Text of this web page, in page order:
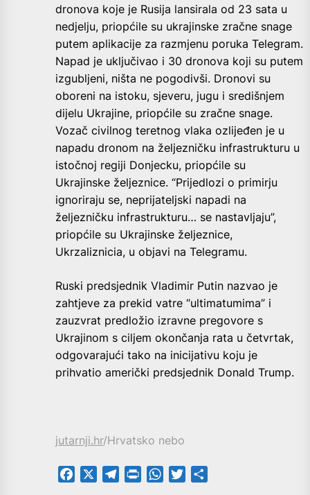
dronova koje je Rusija lansirala od 23 sata u
nedjelju, priopćile su ukrajinske zračne snage
putem aplikacije za razmjenu poruka Telegram.
Napad je uključivao i 30 dronova koji su putem
izgubljeni, ništa ne pogodivši. Dronovi su
oboreni na istoku, sjeveru, jugu i središnjem
dijelu Ukrajine, priopćile su zračne snage.
Vozač civilnog teretnog vlaka ozlijeđen je u
napadu dronom na željezničku infrastrukturu u
istočnoj regiji Donjecku, priopćile su
Ukrajinske željeznice. “Prijedlozi o primirju
ignoriraju se, neprijateljski napadi na
željezničku infrastrukturu… se nastavljaju”,
priopćile su Ukrajinske željeznice,
Ukrzaliznicia, u objavi na Telegramu.
Ruski predsjednik Vladimir Putin nazvao je
zahtjeve za prekid vatre “ultimatumima” i
zauzvrat predložio izravne pregovore s
Ukrajinom s ciljem okončanja rata u četvrtak,
odgovarajući tako na inicijativu koju je
prihvatio američki predsjednik Donald Trump.
jutarnji.hr/Hrvatsko nebo
Facebook TelegramPrintFriendly
WhatsApp
Twitter